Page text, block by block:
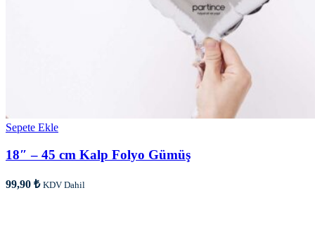
Sepete Ekle
18″ – 45 cm Kalp Folyo Gümüş
99,90 ₺ KDV Dahil